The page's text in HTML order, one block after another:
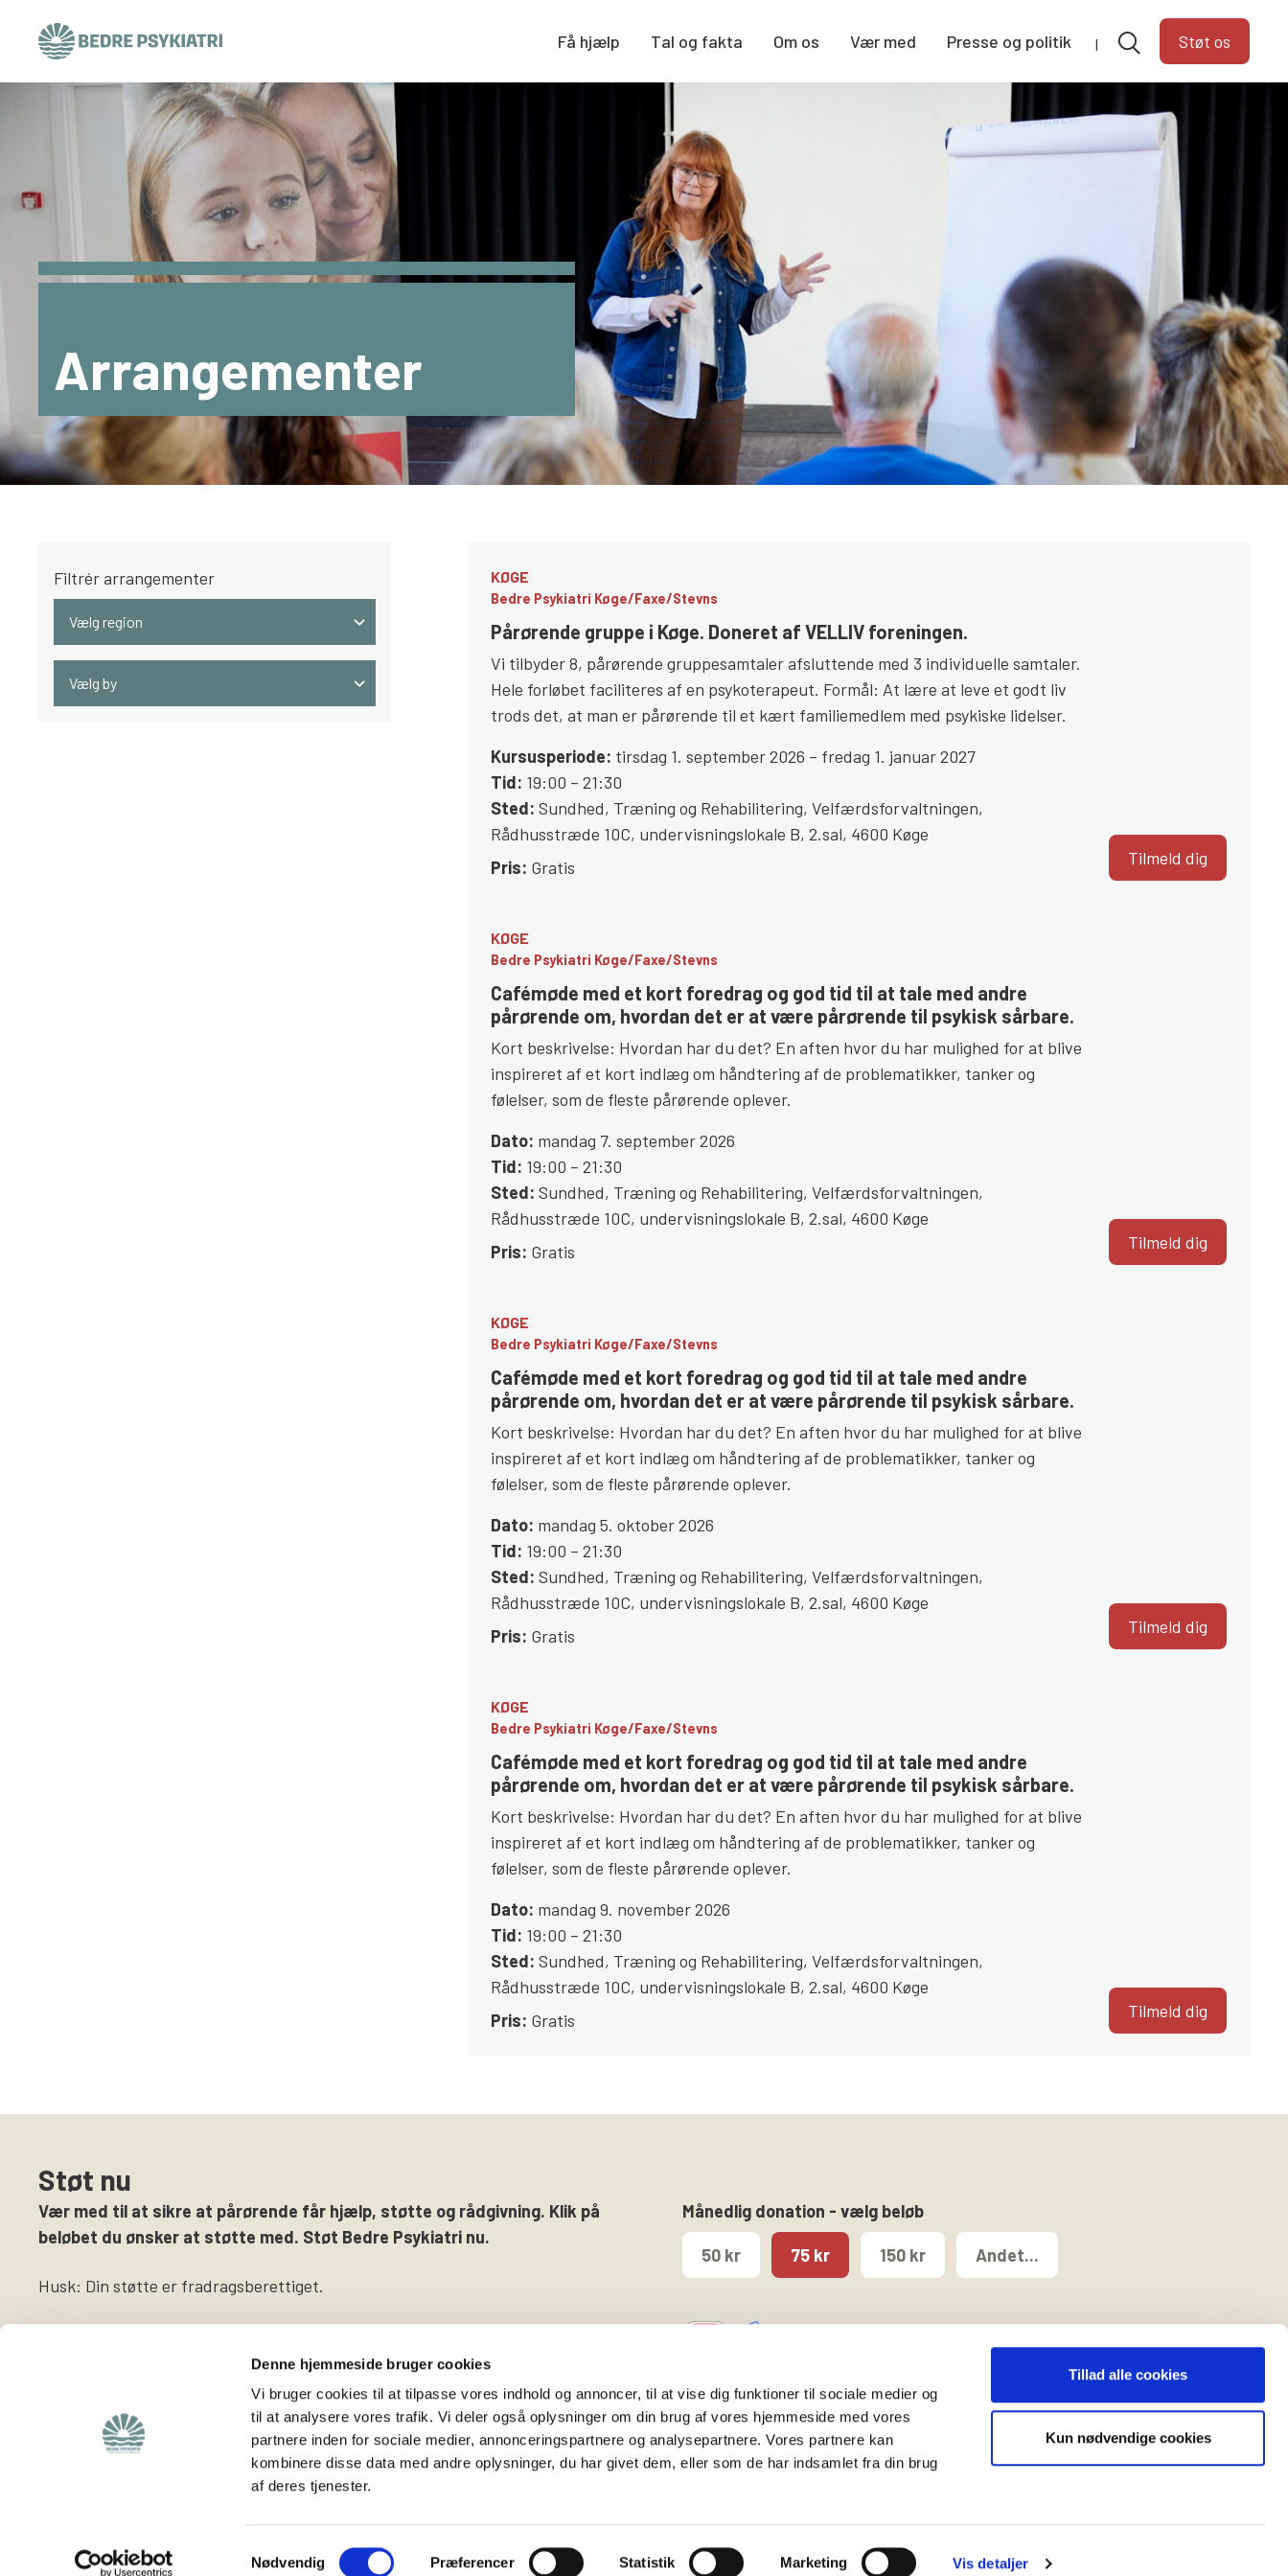
Denne hjemmeside bruger cookies
Vi bruger cookies til at tilpasse vores indhold og annoncer, til at vise dig funktioner til sociale medier og
til at analysere vores trafik. Vi deler også oplysninger om din brug af vores hjemmeside med vores
partnere inden for sociale medier, annonceringspartnere og analysepartnere. Vores partnere kan
kombinere disse data med andre oplysninger, du har givet dem, eller som de har indsamlet fra din brug
af deres tjenester.
Samtykkevalg
Nødvendig Præferencer Statistik Marketing Vis detaljer
Tillad alle cookies
Kun nødvendige cookies
Skip to content
Få hjælp Tal og fakta Om os Vær med Presse og politik Støt os
Arrangementer
Filtrér arrangementer KØGE
Bedre Psykiatri Køge/Faxe/Stevns
Pårørende gruppe i Køge. Doneret af VELLIV foreningen.
Vi tilbyder 8, pårørende gruppesamtaler afsluttende med 3 individuelle samtaler.
Hele forløbet faciliteres af en psykoterapeut. Formål: At lære at leve et godt liv
trods det, at man er pårørende til et kært familiemedlem med psykiske lidelser.
Kursusperiode: tirsdag 1. september 2026 – fredag 1. januar 2027
Tid: 19:00 – 21:30
Sted: Sundhed, Træning og Rehabilitering, Velfærdsforvaltningen,
Rådhusstræde 10C, undervisningslokale B, 2.sal, 4600 Køge
Pris: Gratis Tilmeld dig
KØGE
Bedre Psykiatri Køge/Faxe/Stevns
Cafémøde med et kort foredrag og god tid til at tale med andre
pårørende om, hvordan det er at være pårørende til psykisk sårbare.
Kort beskrivelse: Hvordan har du det? En aften hvor du har mulighed for at blive
inspireret af et kort indlæg om håndtering af de problematikker, tanker og
følelser, som de fleste pårørende oplever.
Dato: mandag 7. september 2026
Tid: 19:00 – 21:30
Sted: Sundhed, Træning og Rehabilitering, Velfærdsforvaltningen,
Rådhusstræde 10C, undervisningslokale B, 2.sal, 4600 Køge
Pris: Gratis Tilmeld dig
KØGE
Bedre Psykiatri Køge/Faxe/Stevns
Cafémøde med et kort foredrag og god tid til at tale med andre
pårørende om, hvordan det er at være pårørende til psykisk sårbare.
Kort beskrivelse: Hvordan har du det? En aften hvor du har mulighed for at blive
inspireret af et kort indlæg om håndtering af de problematikker, tanker og
følelser, som de fleste pårørende oplever.
Dato: mandag 5. oktober 2026
Tid: 19:00 – 21:30
Sted: Sundhed, Træning og Rehabilitering, Velfærdsforvaltningen,
Rådhusstræde 10C, undervisningslokale B, 2.sal, 4600 Køge
Pris: Gratis Tilmeld dig
KØGE
Bedre Psykiatri Køge/Faxe/Stevns
Cafémøde med et kort foredrag og god tid til at tale med andre
pårørende om, hvordan det er at være pårørende til psykisk sårbare.
Kort beskrivelse: Hvordan har du det? En aften hvor du har mulighed for at blive
inspireret af et kort indlæg om håndtering af de problematikker, tanker og
følelser, som de fleste pårørende oplever.
Dato: mandag 9. november 2026
Tid: 19:00 – 21:30
Sted: Sundhed, Træning og Rehabilitering, Velfærdsforvaltningen,
Rådhusstræde 10C, undervisningslokale B, 2.sal, 4600 Køge
Pris: Gratis Tilmeld dig
Støt nu
Vær med til at sikre at pårørende får hjælp, støtte og rådgivning. Klik på
beløbet du ønsker at støtte med. Støt Bedre Psykiatri nu.
Husk: Din støtte er fradragsberettiget.
Månedlig donation - vælg beløb
50 kr 75 kr 150 kr Andet...
Hjemmeside for
Støt os
Støt foreningen
Bliv medlem
Følg os på
Twitter
Instagram
Kontakt hovedkontoret
1457 København K
T. 53 52 99 00